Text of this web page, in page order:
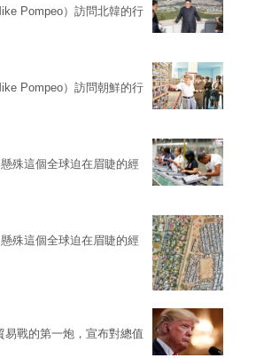
Pompeo）訪問北韓的行
Pompeo）訪問朝鮮的行
殊這個全球迫在眉睫的經
殊這個全球迫在眉睫的經
戰的第一炮，宣布對總值